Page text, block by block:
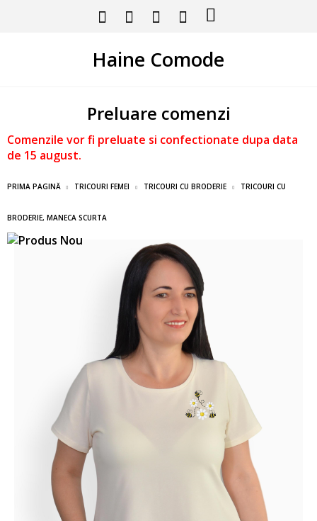
Haine Comode
Preluare comenzi
Comenzile vor fi preluate si confectionate dupa data
de 15 august.
PRIMA PAGINĂ TRICOURI FEMEI TRICOURI CU BRODERIE TRICOURI CU
BRODERIE, MANECA SCURTA